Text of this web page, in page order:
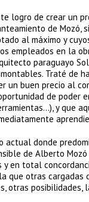
logro de crear un
de Mozó,
al máximo y
empleados en la
paraguayo
Traté de
un buen precio al
de poder
y que
actual donde
de Alberto
y en total
que otras
otras posibilidades,